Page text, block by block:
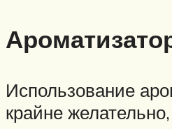
Использование
крайне